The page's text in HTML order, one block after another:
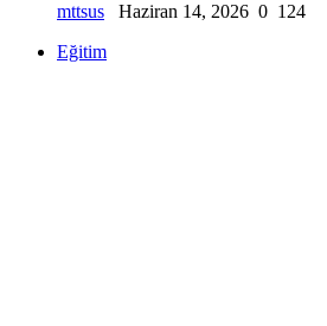
mttsus Haziran 14, 2026 0 124
Eğitim